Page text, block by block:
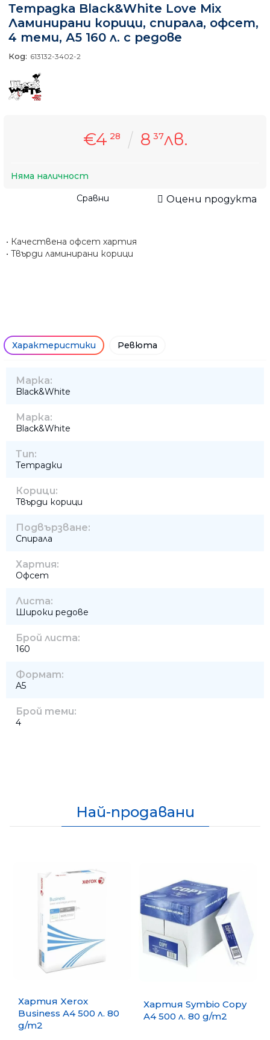
Тетрадка Black&White Love Mix
Ламинирани корици, спирала, офсет,
4 теми, А5 160 л. с редове
Код: 613132-3402-2
€4 28 8 37лв.
Няма наличност
Сравни Оцени продукта
• Качествена офсет хартия
• Твърди ламинирани корици
Характеристики Ревюта
Марка:
Black&White
Марка:
Black&White
Тип:
Тетрадки
Корици:
Твърди корици
Подвързване:
Спирала
Хартия:
Офсет
Листа:
Широки редове
Брой листа:
160
Формат:
A5
Брой теми:
4
Най-продавани
Хартия Xerox
Business A4 500 л. 80
g/m2
Хартия Symbio Copy
A4 500 л. 80 g/m2